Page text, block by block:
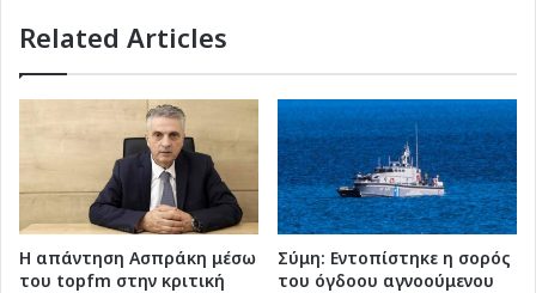
Related Articles
Η απάντηση Ασπράκη μέσω
του topfm στην κριτική
Σύμη: Εντοπίστηκε η σορός
του όγδοου αγνοούμενου